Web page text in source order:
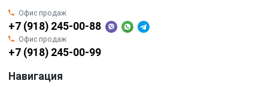
Офис продаж
+7 (918) 245-00-88
Офис продаж
+7 (918) 245-00-99
Навигация